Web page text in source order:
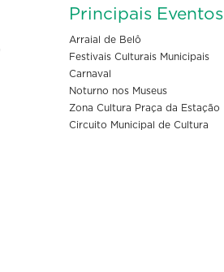
Principais Eventos
Arraial de Belô
Festivais Culturais Municipais
Carnaval
Noturno nos Museus
Zona Cultura Praça da Estação
Circuito Municipal de Cultura